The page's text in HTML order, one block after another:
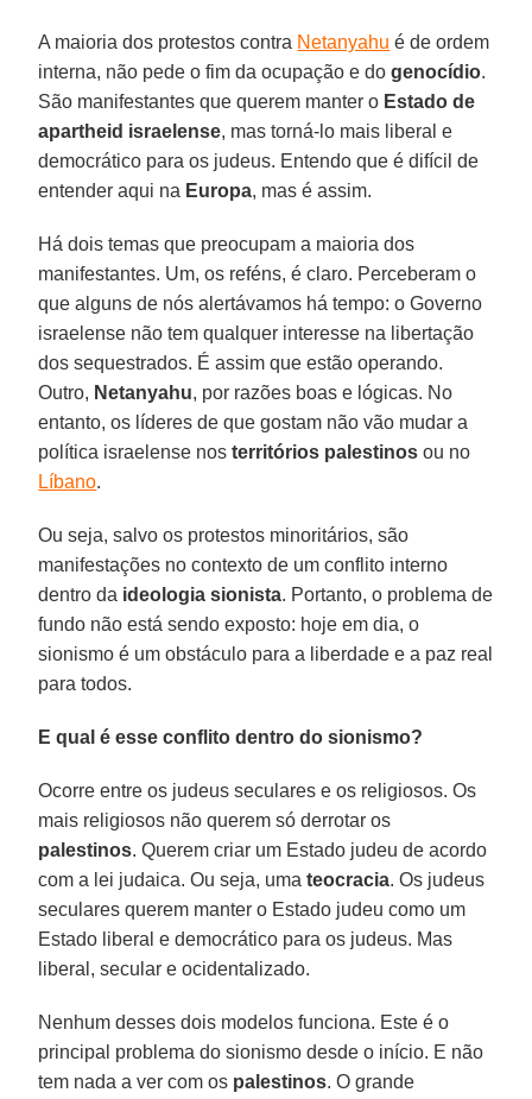
A maioria dos protestos contra Netanyahu é de ordem
interna, não pede o fim da ocupação e dogenocídio.
São manifestantes que querem manter o Estado de
apartheid israelense, mas torná-lo mais liberal e
democrático para os judeus. Entendo que é difícil de
entender aqui na Europa, mas é assim.
Há dois temas que preocupam a maioria dos
manifestantes. Um, os reféns, é claro. Perceberam o
que alguns de nós alertávamos há tempo: o Governo
israelense não tem qualquer interesse na libertação
dos sequestrados. É assim que estão operando.
Outro, Netanyahu, por razões boas e lógicas. No
entanto, os líderes de que gostam não vão mudar a
política israelense nos territórios palestinos ou no
Líbano.
Ou seja, salvo os protestos minoritários, são
manifestações no contexto de um conflito interno
dentro da ideologia sionista. Portanto, o problema de
fundo não está sendo exposto: hoje em dia, o
sionismo é um obstáculo para a liberdade e a paz real
para todos.
E qual é esse conflito dentro do sionismo?
Ocorre entre os judeus seculares e os religiosos. Os
mais religiosos não querem só derrotar os
palestinos. Querem criar um Estado judeu de acordo
com a lei judaica. Ou seja, umateocracia. Os judeus
seculares querem manter o Estado judeu como um
Estado liberal e democrático para os judeus. Mas
liberal, secular e ocidentalizado.
Nenhum desses dois modelos funciona. Este é o
principal problema do sionismo desde o início. E não
tem nada a ver com os palestinos. O grande